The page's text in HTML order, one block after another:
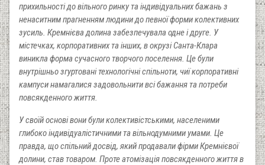
прихильності до вільного ринку та індивідуальних бажань з
ненаситним прагненням людини до певної форми колективних
зусиль. Кремнієва долина забезпечувала одне і друге. У
містечках, корпоративних та інших, в окрузі Санта-Клара
виникла форма сучасного творчого поселення. Це були
внутрішньо згуртовані технологічні спільноти, чиї корпоративні
кампуси намагалися задовольнити всі бажання та потреби
повсякденного життя.
У своїй основі вони були колективістськими, населеними
глибоко індивідуалістичними та вільнодумними умами. Це
правда, що спільний досвід, який продавали фірми Кремнієвої
долини, став товаром. Проте атомізація повсякденного життя в